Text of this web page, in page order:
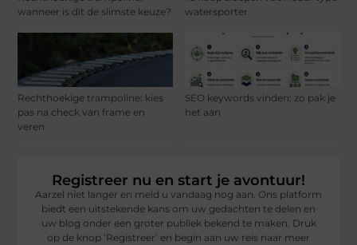
wanneer is dit de slimste keuze?
watersporter
Rechthoekige trampoline: kies
pas na check van frame en
veren
SEO keywords vinden: zo pak je
het aan
Registreer nu en start je avontuur!
Aarzel niet langer en meld u vandaag nog aan. Ons platform
biedt een uitstekende kans om uw gedachten te delen en
uw blog onder een groter publiek bekend te maken. Druk
op de knop ‘Registreer’ en begin aan uw reis naar meer